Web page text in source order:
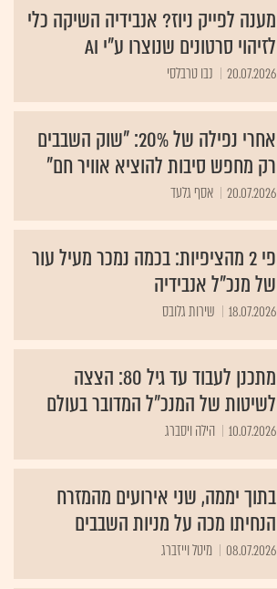
מענה לפייק ניוז? אנבידיה השיקה כלי
לזיהוי סרטונים שנוצרו ע"י AI
20.07.2026 נבו טרבלסי
אחרי נפילה של 20%: "שוק השבבים
רק מחפש סיבות להוציא אוויר חם"
20.07.2026 אסף גלעד
פי 2 מהציפיות: בכמה נמכר מעיל עור
של מנכ"ל אנבידיה
18.07.2026 שירות גלובס
מתכנן לעבוד עד גיל 80: הצצה
לשיטות של המנכ״ל המדובר בעולם
10.07.2026 הילה ויסברג
בתוך יממה, שני אירועים מהמזרח
הנחיתו מכה על מניות השבבים
08.07.2026 מיטל וייזברג